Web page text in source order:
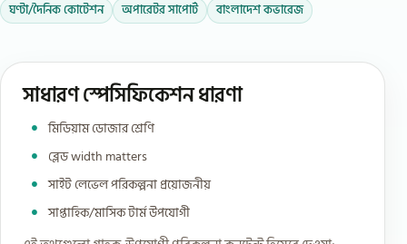
ঘণ্টা/দৈনিক কোটেশন অপারেটর সাপোর্ট বাংলাদেশ কভারেজ
সাধারণ স্পেসিফিকেশন ধারণা
মিডিয়াম ডোজার শ্রেণি
ব্লেড width matters
সাইট লেভেল পরিকল্পনা প্রয়োজনীয়
সাপ্তাহিক/মাসিক টার্ম উপযোগী